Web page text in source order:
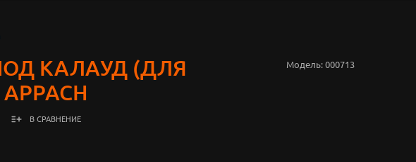
Модель: 000713
КАЛАУД (ДЛЯ
В СРАВНЕНИЕ